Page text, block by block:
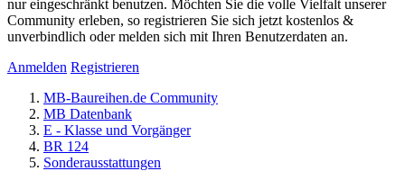
nur eingeschränkt benutzen. Möchten Sie die volle Vielfalt unserer
Community erleben, so registrieren Sie sich jetzt kostenlos &
unverbindlich oder melden sich mit Ihren Benutzerdaten an.
Anmelden Registrieren
MB-Baureihen.de Community
MB Datenbank
E - Klasse und Vorgänger
BR 124
Sonderausstattungen